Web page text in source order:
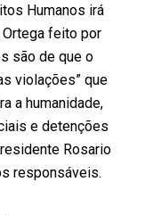
Humanos irá
feito por
são de que o
violações” que
a humanidade,
e detenções
Rosario
responsáveis.